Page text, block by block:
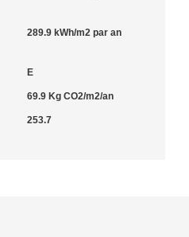
289.9 kWh/m2 par an
E
69.9 Kg CO2/m2/an
253.7